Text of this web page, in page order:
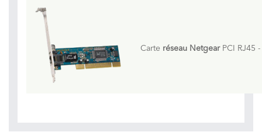
Carte réseau NetgearPCI RJ45 -